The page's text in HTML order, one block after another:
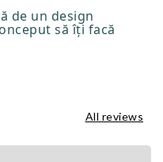
de un design
să îți facă
All reviews